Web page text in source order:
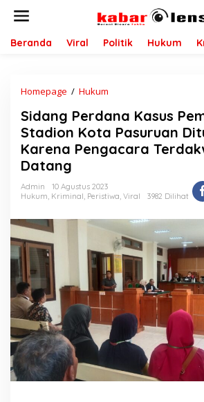
Beranda Viral Politik Hukum
Homepage / Hukum
d
a
n
g
d
a
K
a
s
u
P
e
m
u
Sidang Perdana Kasus
Stadion Kota Pasuruan
Karena Pengacara
Datang
Admin
10 Agustus 2023
Hukum, Kriminal, Peristiwa, Viral 3982 Dilihat